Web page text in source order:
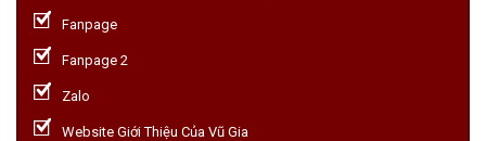
Fanpage
Fanpage 2
Zalo
Website Giới Thiệu Của Vũ Gia